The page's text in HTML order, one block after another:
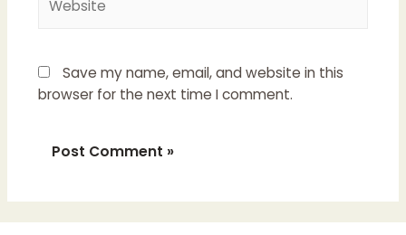
Save my name, email, and website in this
browser for the next time I comment.